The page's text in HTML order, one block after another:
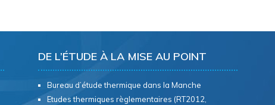
DE L’ÉTUDE À LA MISE AU POINT
Bureau d’étude thermique dans la Manche
Etudes thermiques règlementaires (RT2012,